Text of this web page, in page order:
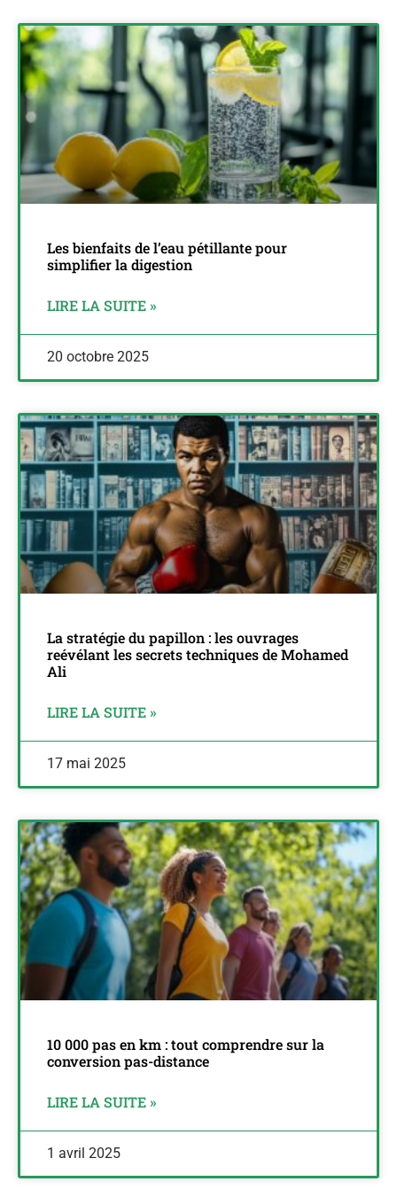
Les bienfaits de l’eau pétillante pour
simplifier la digestion
LIRE LA SUITE »
20 octobre 2025
La stratégie du papillon : les ouvrages
reévélant les secrets techniques de Mohamed
Ali
LIRE LA SUITE »
17 mai 2025
10 000 pas en km : tout comprendre sur la
conversion pas-distance
LIRE LA SUITE »
1 avril 2025